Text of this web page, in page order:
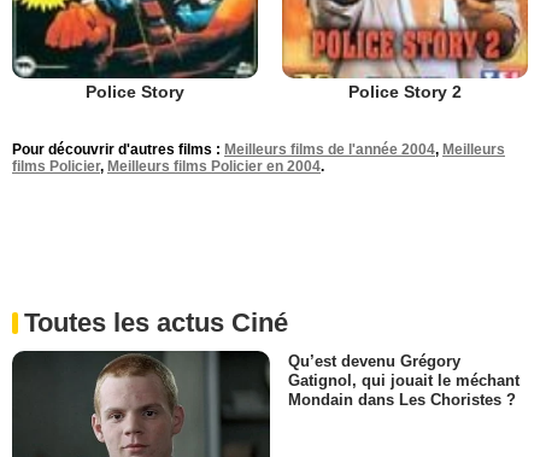
Police Story Police Story 2
Pour découvrir d'autres films : Meilleurs films de l'année 2004, Meilleurs
films Policier, Meilleurs films Policier en 2004.
Toutes les actus Ciné
Qu’est devenu Grégory
Gatignol, qui jouait le méchant
Mondain dans Les Choristes ?